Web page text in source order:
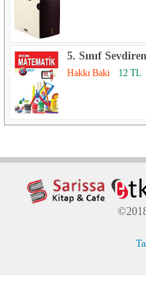
5. Sınıf
Hakkı Baki 12 TL